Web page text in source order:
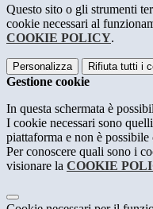
Questo sito o gli strumenti
cookie necessari al
COOKIE POLICY.
Personalizza Rifiuta tutti i
Gestione cookie
In questa schermata è
I cookie necessari sono
piattaforma e non è
Per conoscere quali sono i
visionare la COOKIE